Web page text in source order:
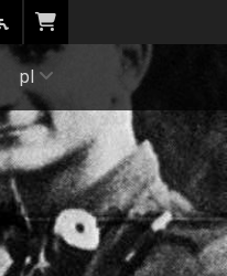
pl